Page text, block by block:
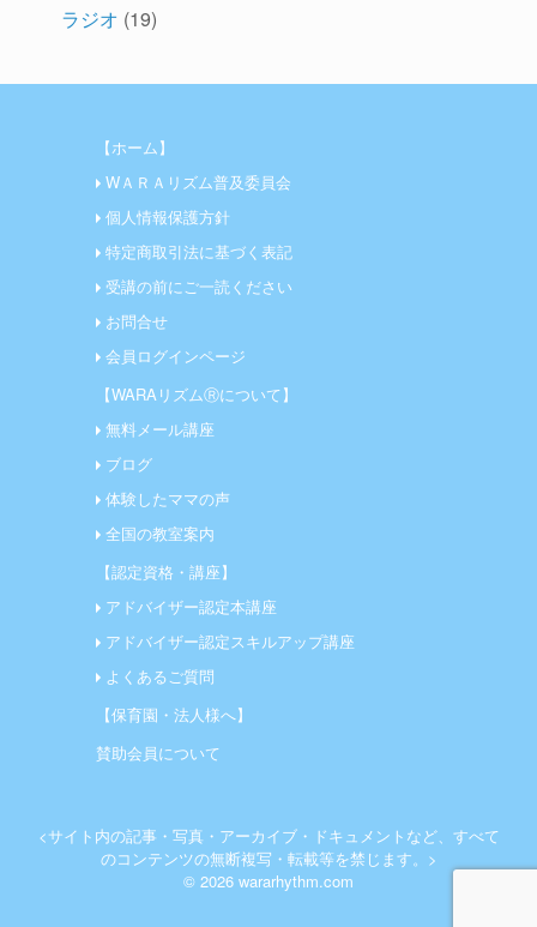
ラジオ (19)
【ホーム】
WＡＲＡリズム普及委員会
個人情報保護方針
特定商取引法に基づく表記
受講の前にご一読ください
お問合せ
会員ログインページ
【WARAリズムⓇについて】
無料メール講座
ブログ
体験したママの声
全国の教室案内
【認定資格・講座】
アドバイザー認定本講座
アドバイザー認定スキルアップ講座
よくあるご質問
【保育園・法人様へ】
賛助会員について
<サイト内の記事・写真・アーカイブ・ドキュメントなど、すべて
のコンテンツの無断複写・転載等を禁じます。>
© 2026 wararhythm.com